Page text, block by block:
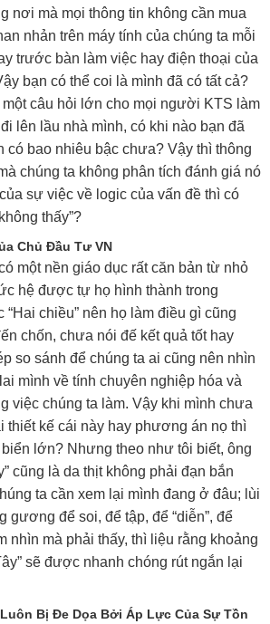
nơi mà mọi thông tin không cần mua
nhản trên máy tính của chúng ta mỗi
trước bàn làm việc hay điện thoại của
bạn có thể coi là mình đã có tất cả?
câu hỏi lớn cho mọi người KTS làm
lên lầu nhà mình, có khi nào bạn đã
có bao nhiêu bậc chưa? Vậy thì thông
chúng ta không phân tích đánh giá nó
sự việc về logic của vấn đề thì có
thấy”?
Chủ Đầu Tư VN
một nền giáo dục rất căn bản từ nhỏ
hệ được tự họ hình thành trong
chiều” nên họ làm điều gì cũng
chốn, chưa nói đế kết quả tốt hay
so sánh để chúng ta ai cũng nên nhìn
mình về tính chuyên nghiệp hóa và
việc chúng ta làm. Vậy khi mình chưa
thiết kế cái này hay phương án nọ thì
biển lớn? Nhưng theo như tôi biết, ông
cũng là da thịt không phải đạn bắn
ta cần xem lại mình đang ở đâu; lùi
gương để soi, để tập, để “diễn”, để
nhìn mà phải thấy, thì liệu rằng khoảng
sẽ được nhanh chóng rút ngắn lại
Luôn Bị Đe Dọa Bởi Áp Lực Của Sự Tồn